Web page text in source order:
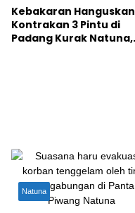
Kebakaran Hanguskan
Kontrakan 3 Pintu di
Padang Kurak Natuna,
Natuna